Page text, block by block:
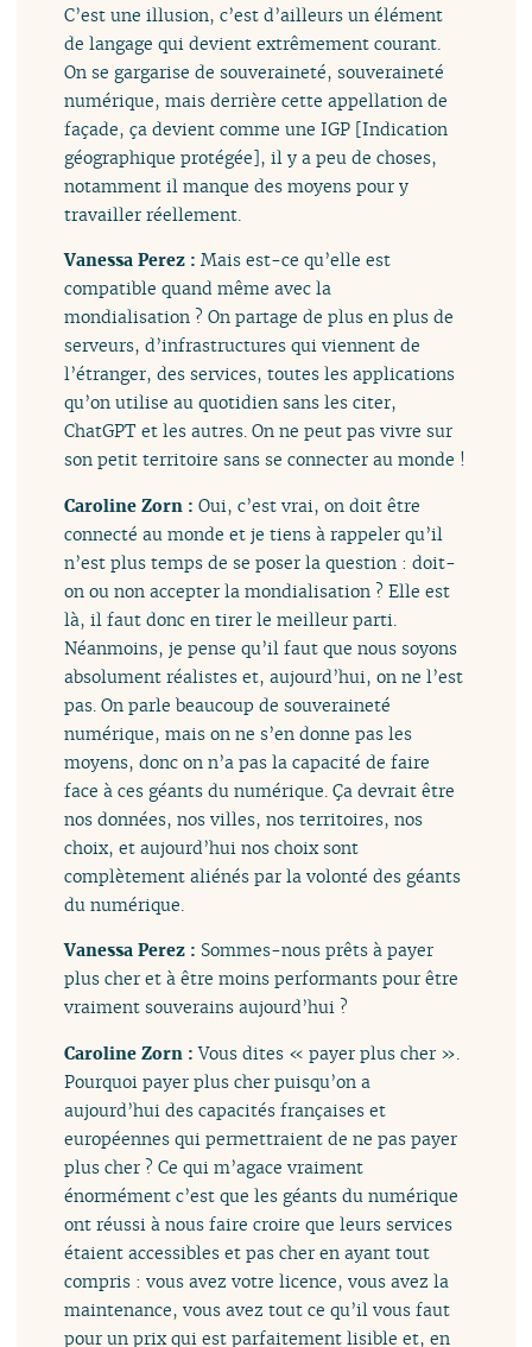
C’est une illusion, c’est d’ailleurs un élément
de langage qui devient extrêmement courant.
On se gargarise de souveraineté, souveraineté
numérique, mais derrière cette appellation de
façade, ça devient comme une IGP [Indication
géographique protégée], il y a peu de choses,
notamment il manque des moyens pour y
travailler réellement.
Vanessa Perez :Mais est-ce qu’elle est
compatible quand même avec la
mondialisation ? On partage de plus en plus de
serveurs, d’infrastructures qui viennent de
l’étranger, des services, toutes les applications
qu’on utilise au quotidien sans les citer,
ChatGPT et les autres. On ne peut pas vivre sur
son petit territoire sans se connecter au monde !
Caroline Zorn :Oui, c’est vrai, on doit être
connecté au monde et je tiens à rappeler qu’il
n’est plus temps de se poser la question : doit-
on ou non accepter la mondialisation ? Elle est
là, il faut donc en tirer le meilleur parti.
Néanmoins, je pense qu’il faut que nous soyons
absolument réalistes et, aujourd’hui, on ne l’est
pas. On parle beaucoup de souveraineté
numérique, mais on ne s’en donne pas les
moyens, donc on n’a pas la capacité de faire
face à ces géants du numérique. Ça devrait être
nos données, nos villes, nos territoires, nos
choix, et aujourd’hui nos choix sont
complètement aliénés par la volonté des géants
du numérique.
Vanessa Perez : Sommes-nous prêts à payer
plus cher et à être moins performants pour être
vraiment souverains aujourd’hui ?
Caroline Zorn :Vous dites « payer plus cher ».
Pourquoi payer plus cher puisqu’on a
aujourd’hui des capacités françaises et
européennes qui permettraient de ne pas payer
plus cher ? Ce qui m’agace vraiment
énormément c’est que les géants du numérique
ont réussi à nous faire croire que leurs services
étaient accessibles et pas cher en ayant tout
compris : vous avez votre licence, vous avez la
maintenance, vous avez tout ce qu’il vous faut
pour un prix qui est parfaitement lisible et, en